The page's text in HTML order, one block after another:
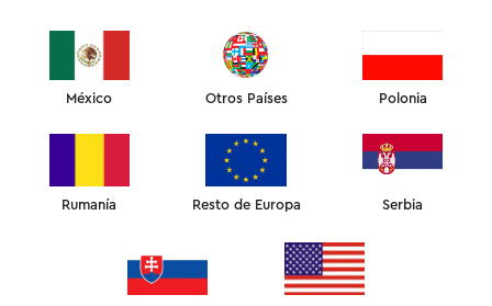
EL 78% DE LOS PARTICIPANTES DECLARARON SENTIR
MENOS ANSIEDAD Y UNA SENSACIÓN DE CALMA AL
UTILIZAR UNA MANTA CON PESO.
México Otros Países Polonia
Rumanía Resto de Europa Serbia